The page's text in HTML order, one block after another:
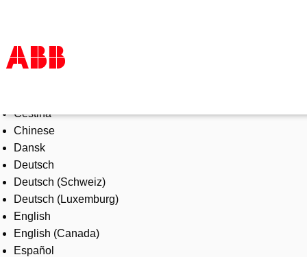
Products & Solutions
Industries
Services
About us
Where to buy
Contact us
Careers
Čeština
Chinese
Dansk
Deutsch
Deutsch (Schweiz)
Deutsch (Luxemburg)
English
English (Canada)
Español